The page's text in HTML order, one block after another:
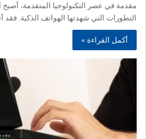
مقدمة في عصر التكنولوجيا المتقدمة، أصبح
التطورات التي شهدتها الهواتف الذكية.
أكمل القراءة »